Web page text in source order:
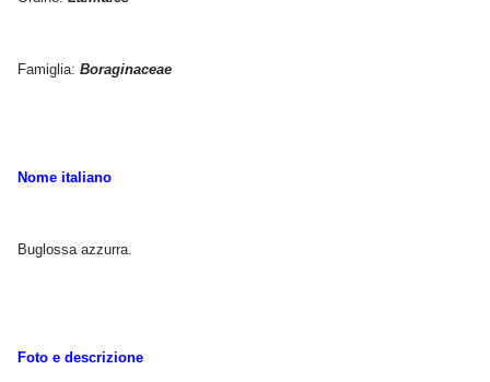
Famiglia: Boraginaceae
Nome italiano
Buglossa azzurra.
Foto e descrizione